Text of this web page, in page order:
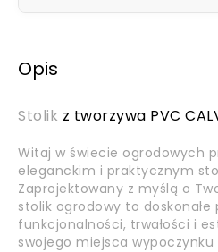
Opis
Stolik z tworzywa PVC
Witaj w świecie ogrodowych
eleganckim i praktycznym
Zaprojektowany z myślą o
stolik ogrodowy to doskonałe
funkcjonalności, trwałości i
swojego miejsca